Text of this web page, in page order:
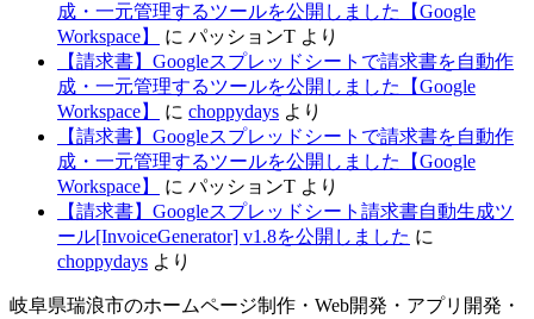
成・一元管理するツールを公開しました【Google
Workspace】
に パッションT より
【請求書】Googleスプレッドシートで請求書を自動作
成・一元管理するツールを公開しました【Google
Workspace】
に choppydays より
【請求書】Googleスプレッドシートで請求書を自動作
成・一元管理するツールを公開しました【Google
Workspace】
に パッションT より
【請求書】Googleスプレッドシート請求書自動生成ツ
ール[InvoiceGenerator] v1.8を公開しました に
choppydays より
岐阜県瑞浪市のホームページ制作・Web開発・アプリ開発・